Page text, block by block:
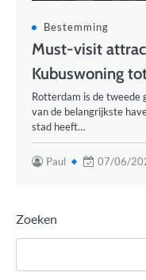
Bestemming
Must-visit
Kubuswoning
Rotterdam is de tweede
van de belangrijkste
stad heeft…
Paul 07/06/
Zoeken